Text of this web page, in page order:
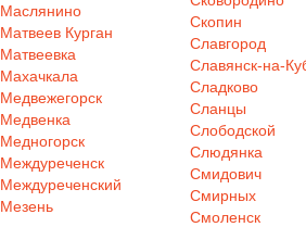
Маслянино
Матвеев Курган
Матвеевка
Махачкала
Медвежегорск
Медвенка
Медногорск
Междуреченск
Междуреченский
Мезень
Скопин
Славгород
Славянск-на-
Сладково
Сланцы
Слободской
Слюдянка
Смидович
Смирных
Смоленск